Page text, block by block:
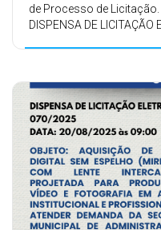
de Processo de Licitação.
DISPENSA DE